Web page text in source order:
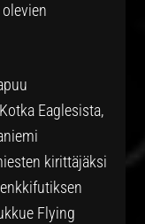
Kotka Eaglesista,
kirittäjäksi
Flying